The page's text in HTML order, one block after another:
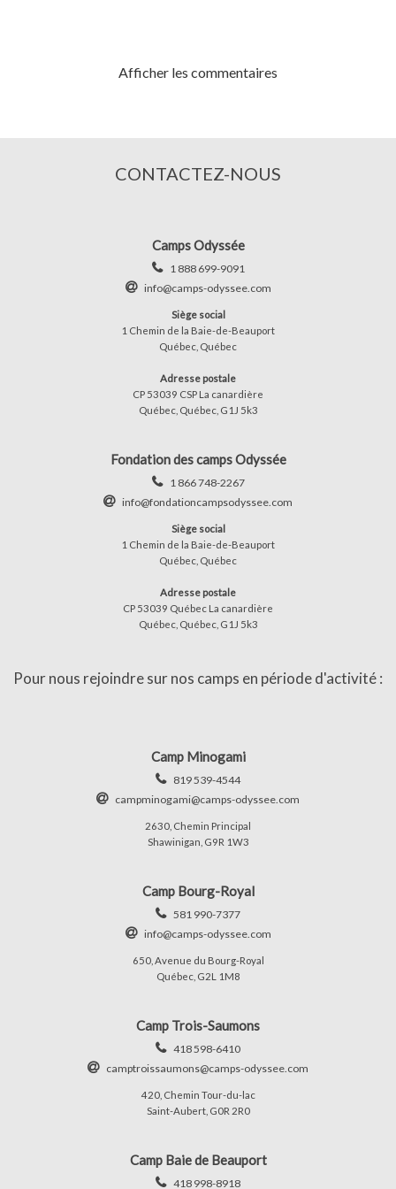
Afficher les commentaires
CONTACTEZ-NOUS
Camps Odyssée
1 888 699-9091
info@camps-odyssee.com
Siège social
1 Chemin de la Baie-de-Beauport
Québec, Québec
Adresse postale
CP 53039 CSP La canardière
Québec, Québec, G1J 5k3
Fondation des camps Odyssée
1 866 748-2267
info@fondationcampsodyssee.com
Siège social
1 Chemin de la Baie-de-Beauport
Québec, Québec
Adresse postale
CP 53039 Québec La canardière
Québec, Québec, G1J 5k3
Pour nous rejoindre sur nos camps en période d'activité :
Camp Minogami
819 539-4544
campminogami@camps-odyssee.com
2630, Chemin Principal
Shawinigan, G9R 1W3
Camp Bourg-Royal
581 990-7377
info@camps-odyssee.com
650, Avenue du Bourg-Royal
Québec, G2L 1M8
Camp Trois-Saumons
418 598-6410
camptroissaumons@camps-odyssee.com
420, Chemin Tour-du-lac
Saint-Aubert, G0R 2R0
Camp Baie de Beauport
418 998-8918